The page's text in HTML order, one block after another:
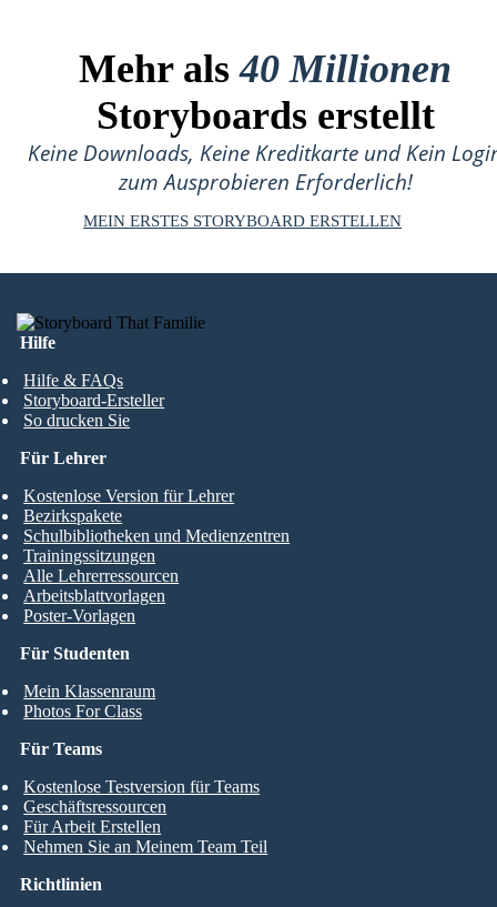
Mehr als40 Millionen
Storyboards erstellt
Keine Downloads, Keine Kreditkarte und Kein
zum Ausprobieren Erforderlich!
MEIN ERSTES STORYBOARD ERSTELLEN
Hilfe
Hilfe & FAQs
Storyboard-Ersteller
So drucken Sie
Für Studenten
Mein Klassenraum
Photos For Class
Für Lehrer
Kostenlose Version für Lehrer
Bezirkspakete
Schulbibliotheken und Medienzentren
Trainingssitzungen
Alle Lehrerressourcen
Arbeitsblattvorlagen
Poster-Vorlagen
Für Teams
Kostenlose Testversion für Teams
Geschäftsressourcen
Für Arbeit Erstellen
Nehmen Sie an Meinem Team Teil
Richtlinien